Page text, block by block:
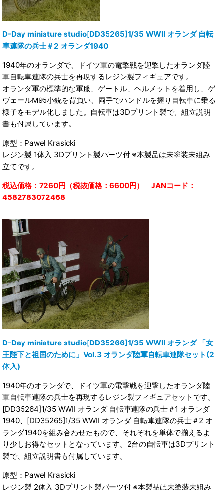
D-Day miniature studio[DD35265]1/35 WWII オランダ 自転
車連隊の兵士＃2 オランダ1940
1940年のオランダで、ドイツ軍の電撃戦を迎撃したオランダ陸
軍自転車連隊の兵士を再現するレジン製フィギュアです。
オランダ軍の標準的な軍服、ゲートル、ヘルメットを着用し、ゲ
ヴェールM95小銃を背負い、両手でハンドルを握り自転車に乗る
様子をモデル化しました。自転車は3Dプリント製で、組立説明
書も付属しています。
原型：Pawel Krasicki
レジン製 1体入 3Dプリント製パーツ付 ※本製品は未塗装未組み
立てです。
税込価格：7260円（税抜価格：6600円） JANコード：
4582783072468
D-Day miniature studio[DD35266]1/35 WWII オランダ 「女
王陛下と祖国のために」Vol.3 オランダ陸軍自転車連隊セット(2
体入)
1940年のオランダで、ドイツ軍の電撃戦を迎撃したオランダ陸
軍自転車連隊の兵士を再現するレジン製フィギュアセットです。
[DD35264]1/35 WWII オランダ 自転車連隊の兵士＃1 オランダ
1940、[DD35265]1/35 WWII オランダ 自転車連隊の兵士＃2 オ
ランダ1940を組み合わせたもので、それぞれを単体で揃えるよ
り少しお得なセットとなっています。2台の自転車は3Dプリント
製で、組立説明書も付属しています。
原型：Pawel Krasicki
レジン製 2体入 3Dプリント製パーツ付 ※本製品は未塗装未組み